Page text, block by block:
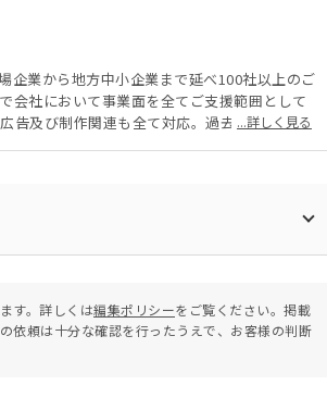
企業から地方中小企業まで延べ100社以上のご
会社において事業面を全てご支援範囲として
告及び制作関連も全て対応。過去実績：集客
...詳しく見る
す。詳しくは編集ポリシーをご覧ください。掲載
依頼は十分な確認を行ったうえで、お客様の判断